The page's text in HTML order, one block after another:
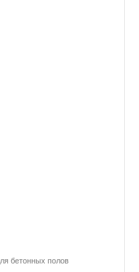
бетонных полов